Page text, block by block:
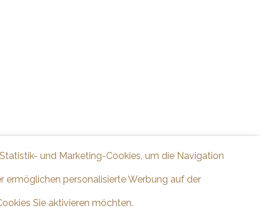
und Marketing-Cookies, um die Navigation
ermöglichen personalisierte Werbung auf der
Sie aktivieren möchten.